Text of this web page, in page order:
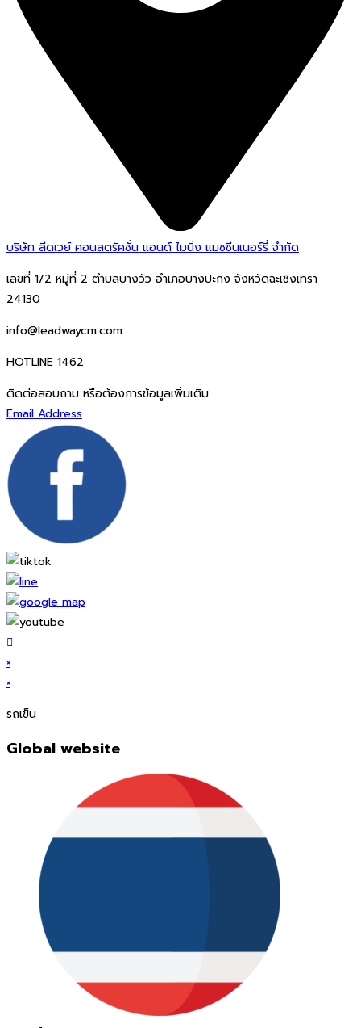
บริษัท ลีดเวย์ คอนสตรัคชั่น แอนด์ ไมนิ่ง แมชชีนเนอร์รี่ จำกัด
เลขที่ 1/2 หมู่ที่ 2 ตำบลบางวัว อำเภอบางปะกง จังหวัดฉะเชิงเทรา
24130
info@leadwaycm.com
HOTLINE 1462
ติดต่อสอบถาม หรือต้องการข้อมูลเพิ่มเติม
Email Address
×
×
รถเข็น
Global website